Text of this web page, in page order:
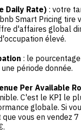
Daily Rate) : votre
Smart Pricing tire
d'affaires global
élevé.
: le
période donnée.
Per Available
C'est le KPI le
globale. Si
vous en vendez